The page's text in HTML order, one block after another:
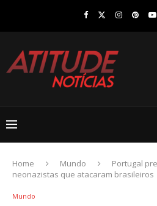
Home Mundo
Portugal
neonazistas que atacaram brasileiros
Mundo